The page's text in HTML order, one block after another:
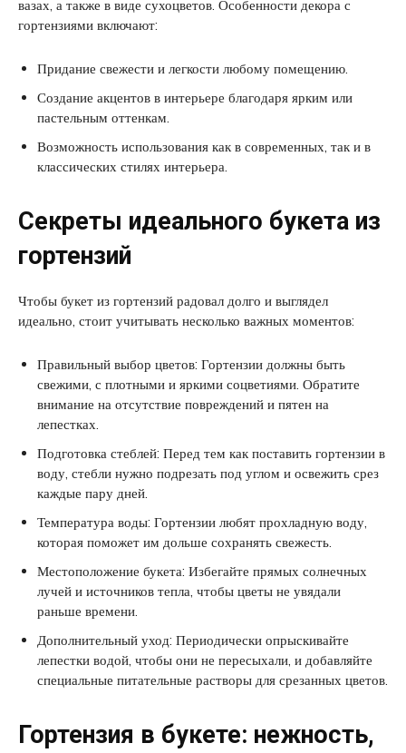
вазах, а также в виде сухоцветов. Особенности декора с
гортензиями включают:
Придание свежести и легкости любому помещению.
Создание акцентов в интерьере благодаря ярким или
пастельным оттенкам.
Возможность использования как в современных, так и в
классических стилях интерьера.
Секреты идеального букета из
гортензий
Чтобы букет из гортензий радовал долго и выглядел
идеально, стоит учитывать несколько важных моментов:
Правильный выбор цветов: Гортензии должны быть
свежими, с плотными и яркими соцветиями. Обратите
внимание на отсутствие повреждений и пятен на
лепестках.
Подготовка стеблей: Перед тем как поставить гортензии в
воду, стебли нужно подрезать под углом и освежить срез
каждые пару дней.
Температура воды: Гортензии любят прохладную воду,
которая поможет им дольше сохранять свежесть.
Местоположение букета: Избегайте прямых солнечных
лучей и источников тепла, чтобы цветы не увядали
раньше времени.
Дополнительный уход: Периодически опрыскивайте
лепестки водой, чтобы они не пересыхали, и добавляйте
специальные питательные растворы для срезанных цветов.
Гортензия в букете: нежность,